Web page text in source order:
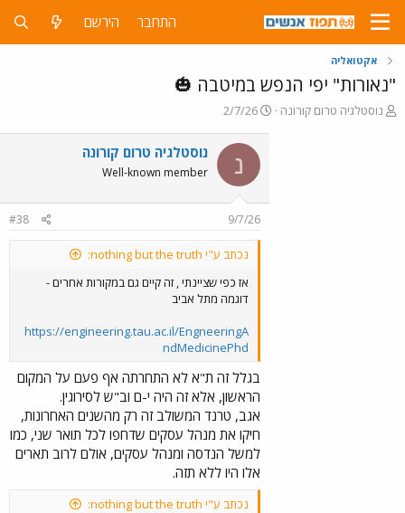
התחבר הירשם
אקטואליה
"נאורות" יפי הנפש במיטבה 🎃
פנוסטלגיה טרום קורונה
פ
ס
ם
ת
א
ר
2/7/26
נ נוסטלגיה טרום קורונה
Well-known member
9/7/26
#38
נכתב ע"י nothing but the truth:
אז כפי שציינתי , זה קיים גם במקורות אחרים -
דוגמה מתל אביב
https://engineering.tau.ac.il/EngneeringA
ndMedicinePhd
בגלל זה ת"א לא התחרתה אף פעם על המקום
הראשון, אלא זה היה י-ם וב"ש לסירוגין.
אגב, טרנד המשולב זה רק מהשנים האחרונות,
חיקו את מנהל עסקים שדחפו לכל תואר שני, כמו
למשל הנדסה ומנהל עסקים, אולם לרוב תארים
אלו היו ללא תזה.
נכתב ע"י nothing but the truth: